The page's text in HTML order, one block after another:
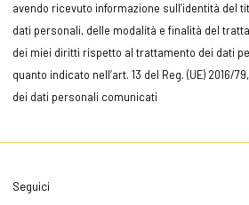
avendo ricevuto informazione sull’identità del
dati personali, delle modalità e finalità del
dei miei diritti rispetto al trattamento dei dati
quanto indicato nell’art. 13 del Reg. (UE) 2016/
dei dati personali comunicati
Seguici